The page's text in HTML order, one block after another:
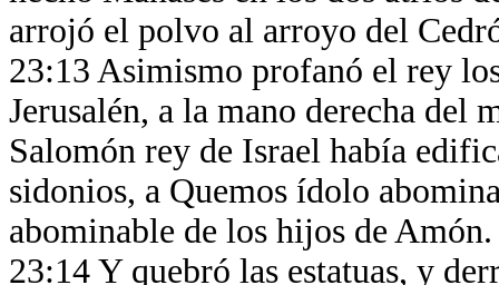
arrojó el polvo al arroyo del
23:13 Asimismo profanó el rey
Jerusalén, a la mano derecha del
Salomón rey de Israel había
sidonios, a Quemos ídolo
abominable de los hijos de Amón.
23:14 Y quebró las estatuas, y